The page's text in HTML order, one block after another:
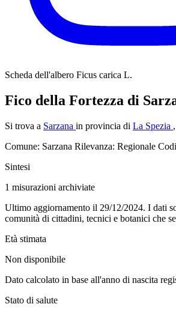
Scheda dell'albero Ficus carica L.
Fico della Fortezza di
Si trova a Sarzana in provincia di La Spezia
Comune: Sarzana Rilevanza: Regionale
Sintesi
1 misurazioni archiviate
Ultimo aggiornamento il 29/12/2024. I dati
comunità di cittadini, tecnici e botanici che
Età stimata
Non disponibile
Dato calcolato in base all'anno di nascita
Stato di salute